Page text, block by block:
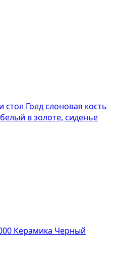
Голд слоновая кость
в золоте, сиденье